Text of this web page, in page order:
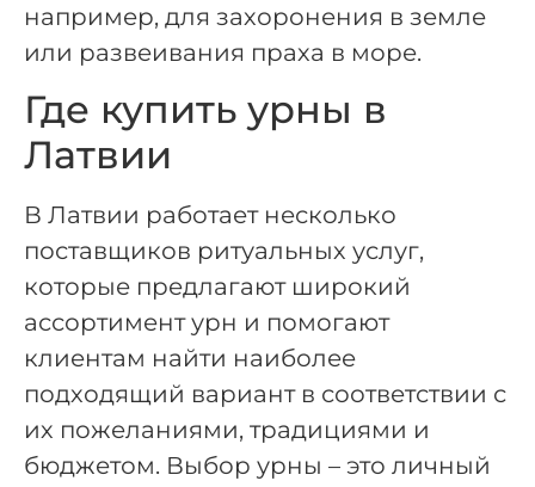
например, для захоронения в земле
или развеивания праха в море.
Где купить урны в
Латвии
В Латвии работает несколько
поставщиков ритуальных услуг,
которые предлагают широкий
ассортимент урн и помогают
клиентам найти наиболее
подходящий вариант в соответствии с
их пожеланиями, традициями и
бюджетом. Выбор урны – это личный